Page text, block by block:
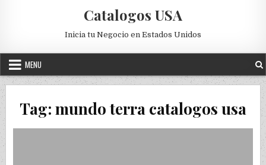
Catalogos USA
Inicia tu Negocio en Estados Unidos
MENU
Tag: mundo terra catalogos usa